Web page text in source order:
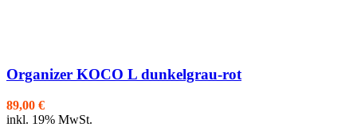
Organizer KOCO L dunkelgrau-rot
89,00 €
inkl. 19% MwSt.